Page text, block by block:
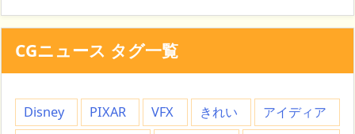
CGニュース タグ一覧
Disney PIXAR VFX きれい
アイディア